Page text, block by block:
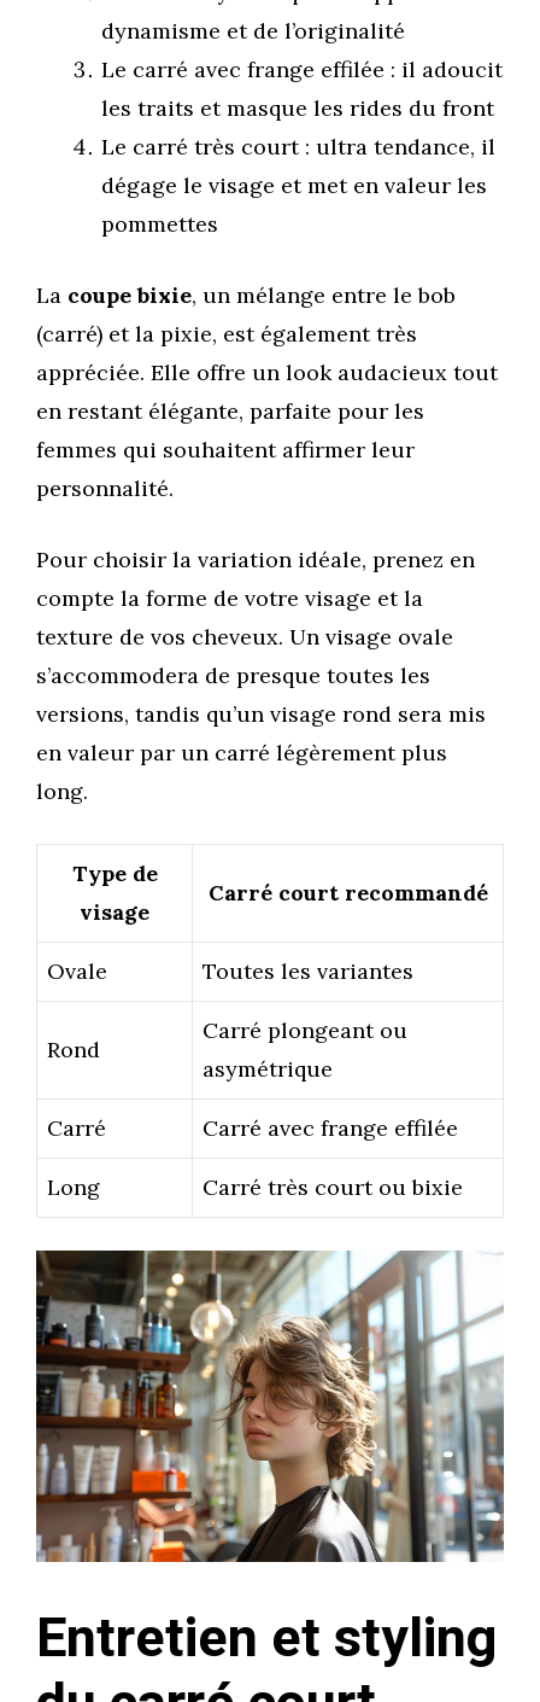
dynamisme et de l’originalité
Le carré avec frange effilée : il adoucit
les traits et masque les rides du front
Le carré très court : ultra tendance, il
dégage le visage et met en valeur les
pommettes
La coupe bixie, un mélange entre le bob
(carré) et la pixie, est également très
appréciée. Elle offre un look audacieux tout
en restant élégante, parfaite pour les
femmes qui souhaitent affirmer leur
personnalité.
Pour choisir la variation idéale, prenez en
compte la forme de votre visage et la
texture de vos cheveux. Un visage ovale
s’accommodera de presque toutes les
versions, tandis qu’un visage rond sera mis
en valeur par un carré légèrement plus
long.
Type de
visage
Carré court recommandé
Ovale Toutes les variantes
Rond
Carré plongeant ou
asymétrique
Carré Carré avec frange effilée
Long Carré très court ou bixie
Entretien et styling